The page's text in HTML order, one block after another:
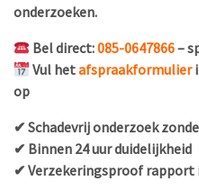
onderzoeken.
Bel direct:085-0647866–
Vul hetafspraakformulier
op
✔ Schadevrij onderzoek
✔ Binnen 24 uur duidelijkheid
✔ Verzekeringsproof rapport